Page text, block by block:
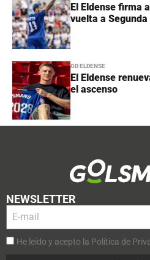
El Eldense firma
vuelta a Segunda
CD ELDENSE
El Eldense
el ascenso
NEWSLETTER
He leído y acepto la Política de